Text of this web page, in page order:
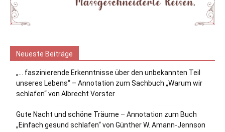
Neueste Beiträge
„… faszinierende Erkenntnisse über den unbekannten Teil
unseres Lebens“ – Annotation zum Sachbuch „Warum wir
schlafen“ von Albrecht Vorster
Gute Nacht und schöne Träume – Annotation zum Buch
„Einfach gesund schlafen“ von Günther W. Amann-Jennson